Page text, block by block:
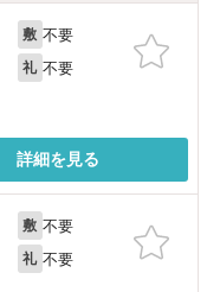
敷 不要
礼 不要
詳細を見る
敷 不要
礼 不要